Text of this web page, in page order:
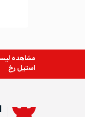
مشاهده
استیل رخ